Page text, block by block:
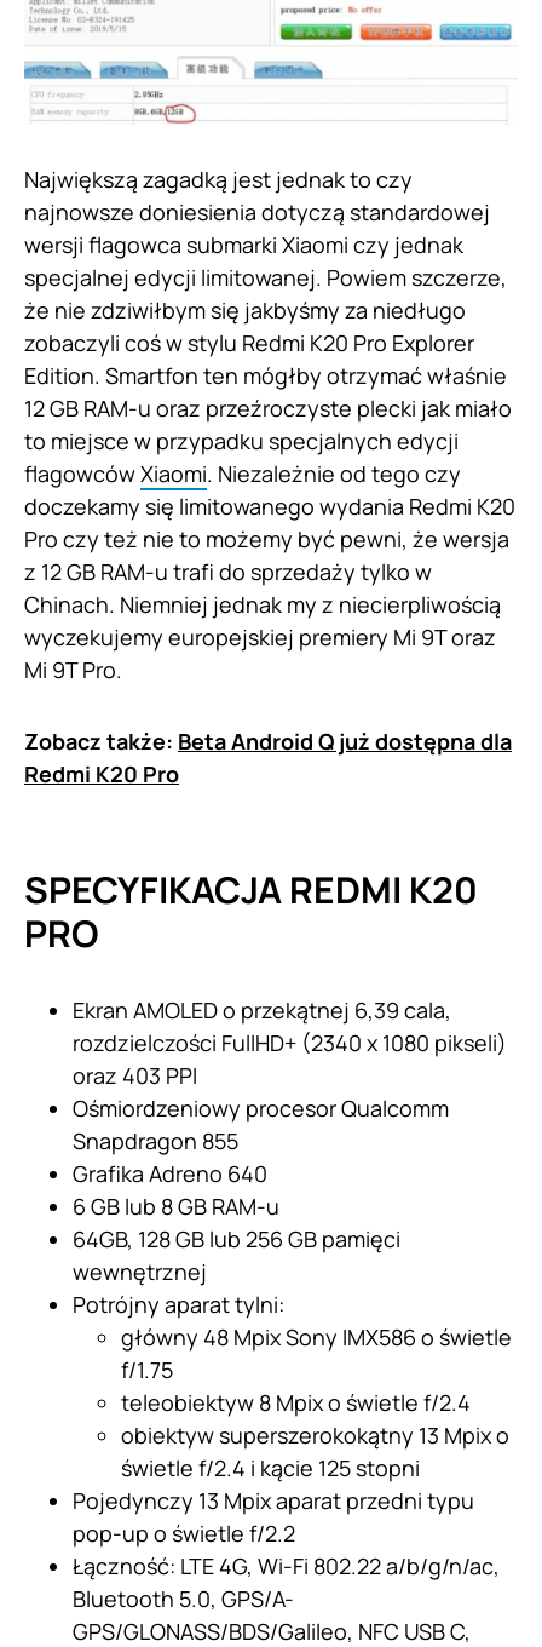
Największą zagadką jest jednak to czy
najnowsze doniesienia dotyczą standardowej
wersji flagowca submarki Xiaomi czy jednak
specjalnej edycji limitowanej. Powiem szczerze,
że nie zdziwiłbym się jakbyśmy za niedługo
zobaczyli coś w stylu Redmi K20 Pro Explorer
Edition. Smartfon ten mógłby otrzymać właśnie
12 GB RAM-u oraz przeźroczyste plecki jak miało
to miejsce w przypadku specjalnych edycji
flagowcówXiaomi. Niezależnie od tego czy
doczekamy się limitowanego wydania Redmi K20
Pro czy też nie to możemy być pewni, że wersja
z 12 GB RAM-u trafi do sprzedaży tylko w
Chinach. Niemniej jednak my z niecierpliwością
wyczekujemy europejskiej premiery Mi 9T oraz
Mi 9T Pro.
Zobacz także: Beta Android Q już dostępna dla
Redmi K20 Pro
SPECYFIKACJA REDMI K20
PRO
Ekran AMOLED o przekątnej 6,39 cala,
rozdzielczości FullHD+ (2340 x 1080 pikseli)
oraz 403 PPI
Ośmiordzeniowy procesor Qualcomm
Snapdragon 855
Grafika Adreno 640
6 GB lub 8 GB RAM-u
64GB, 128 GB lub 256 GB pamięci
wewnętrznej
Potrójny aparat tylni:
główny 48 Mpix Sony IMX586 o świetle
f/1.75
teleobiektyw 8 Mpix o świetle f/2.4
obiektyw superszerokokątny 13 Mpix o
świetle f/2.4 i kącie 125 stopni
Pojedynczy 13 Mpix aparat przedni typu
pop-up o świetle f/2.2
Łączność: LTE 4G, Wi-Fi 802.22 a/b/g/n/ac,
Bluetooth 5.0, GPS/A-
GPS/GLONASS/BDS/Galileo, NFC USB C,